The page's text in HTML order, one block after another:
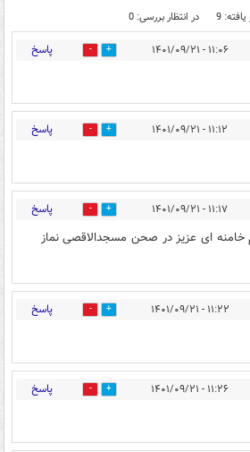
9 در انتظار بررسی: 0
۱۱:۰۶ - ۱۴۰۱/۰۹/۲۱ 1 پاسخ
۱۱:۱۲ - ۱۴۰۱/۰۹/۲۱ 1 پاسخ
۱۱:۱۷ - ۱۴۰۱/۰۹/۲۱ 1 پاسخ
خامنه ای عزیز در صحن مسجدالاقصی نماز
۱۱:۲۲ - ۱۴۰۱/۰۹/۲۱ 1 پاسخ
۱۱:۲۶ - ۱۴۰۱/۰۹/۲۱ 1 پاسخ